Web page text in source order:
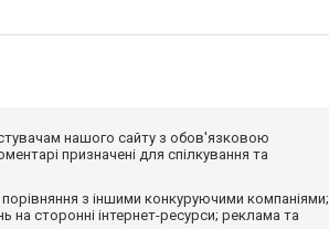
нашого сайту з обов'язковою
призначені для спілкування та
з іншими конкуруючими компаніями;
на сторонні інтернет-ресурси; реклама та